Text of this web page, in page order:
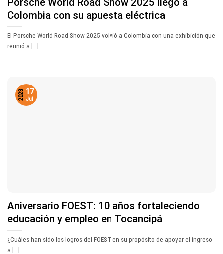
Colombia con su apuesta eléctrica
El Porsche World Road Show 2025 volvió a Colombia con una exhibición que
reunió a [...]
Aniversario FOEST: 10 años fortaleciendo
educación y empleo en Tocancipá
¿Cuáles han sido los logros del FOEST en su propósito de apoyar el ingreso
a [...]
17
Jul
2023